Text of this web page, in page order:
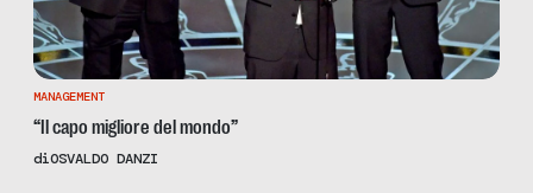
MANAGEMENT
“Il capo migliore del mondo”
diOSVALDO DANZI